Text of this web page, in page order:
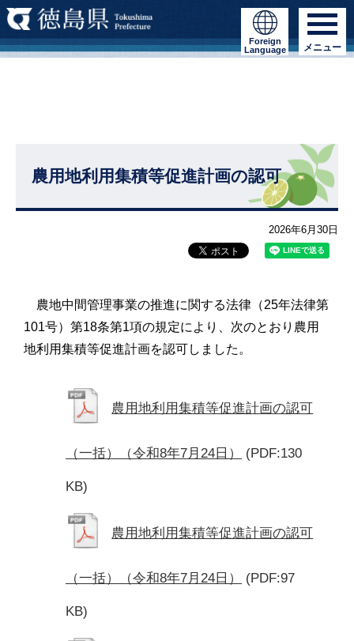
Foreign
Language
メニュー
農用地利用集積等促進計画の認可
2026年6月30日
農地中間管理事業の推進に関する法律（25年法律第
101号）第18条第1項の規定により、次のとおり農用
地利用集積等促進計画を認可しました。
農用地利用集積等促進計画の認可
（一括）（令和8年7月24日） (PDF:130
KB)
農用地利用集積等促進計画の認可
（一括）（令和8年7月24日） (PDF:97
KB)